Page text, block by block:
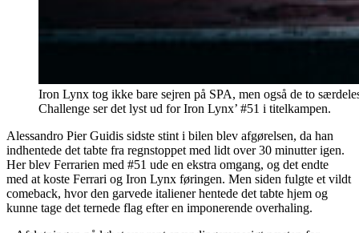
Iron Lynx tog ikke bare sejren på SPA, men også de to
Challenge ser det lyst ud for Iron Lynx’ #51 i titelkampen.
Alessandro Pier Guidis sidste stint i bilen blev afgørelsen, da han
indhentede det tabte fra regnstoppet med lidt over 30 minutter igen.
Her blev Ferrarien med #51 ude en ekstra omgang, og det endte
med at koste Ferrari og Iron Lynx føringen. Men siden fulgte et vildt
comeback, hvor den garvede italiener hentede det tabte hjem og
kunne tage det ternede flag efter en imponerende overhaling.